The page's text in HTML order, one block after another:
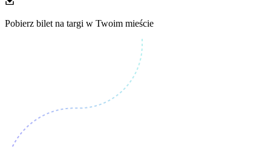
Pobierz bilet na targi w Twoim mieście